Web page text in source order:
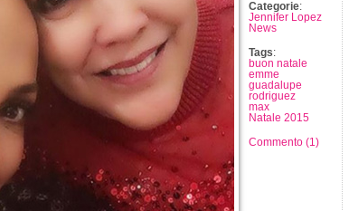
Categorie:
Jennifer Lopez
News
Tags:
buon natale
emme
guadalupe
rodriguez
max
Natale 2015
Commento (1)